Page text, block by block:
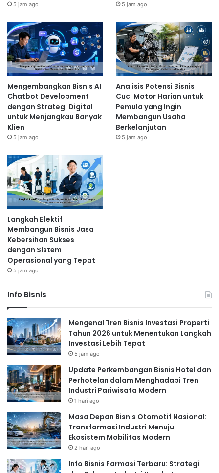
5 jam ago 5 jam ago
Mengembangkan Bisnis AI
Chatbot Development
dengan Strategi Digital
untuk Menjangkau Banyak
Klien
5 jam ago
Analisis Potensi Bisnis
Cuci Motor Harian untuk
Pemula yang Ingin
Membangun Usaha
Berkelanjutan
5 jam ago
Langkah Efektif
Membangun Bisnis Jasa
Kebersihan Sukses
dengan Sistem
Operasional yang Tepat
5 jam ago
Info Bisnis
Mengenal Tren Bisnis Investasi Properti
Tahun 2026 untuk Menentukan Langkah
Investasi Lebih Tepat
5 jam ago
Update Perkembangan Bisnis Hotel dan
Perhotelan dalam Menghadapi Tren
Industri Pariwisata Modern
1 hari ago
Masa Depan Bisnis Otomotif Nasional:
Transformasi Industri Menuju
Ekosistem Mobilitas Modern
2 hari ago
Info Bisnis Farmasi Terbaru: Strategi